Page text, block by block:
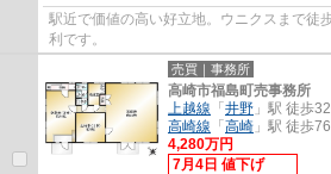
駅近で価値の高い好立地。ウニクスまで徒
利です。
売買｜事務所
高崎市福島町売事務所
上越線 「 井野 」駅 徒歩
高崎線 「 高崎 」駅 徒歩
4,280万円
7月4日 値下げ